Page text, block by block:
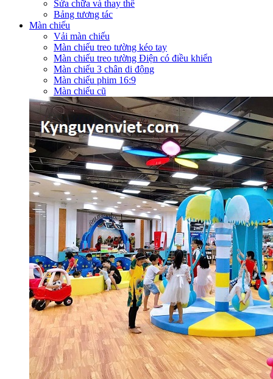
Sửa chữa và thay thế
Bảng tương tác
Màn chiếu
Vải màn chiếu
Màn chiếu treo tường kéo tay
Màn chiếu treo tường Điện có điều khiển
Màn chiếu 3 chân di động
Màn chiếu phim 16:9
Màn chiếu cũ